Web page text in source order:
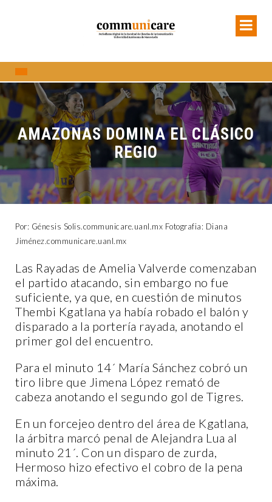
AMAZONAS DOMINA EL CLÁSICO
REGIO
Por: Génesis Solis.communicare.uanl.mx Fotografia: Diana
Jiménez.communicare.uanl.mx
Las Rayadas de Amelia Valverde comenzaban
el partido atacando, sin embargo no fue
suficiente, ya que, en cuestión de minutos
Thembi Kgatlana ya había robado el balón y
disparado a la portería rayada, anotando el
primer gol del encuentro.
Para el minuto 14´ María Sánchez cobró un
tiro libre que Jimena López remató de
cabeza anotando el segundo gol de Tigres.
En un forcejeo dentro del área de Kgatlana,
la árbitra marcó penal de Alejandra Lua al
minuto 21´. Con un disparo de zurda,
Hermoso hizo efectivo el cobro de la pena
máxima.